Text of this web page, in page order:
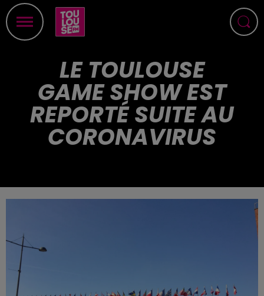
LE TOULOUSE
GAME SHOW EST
REPORTÉ SUITE AU
CORONAVIRUS